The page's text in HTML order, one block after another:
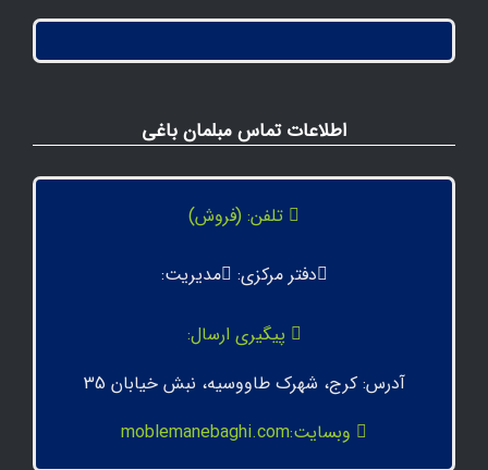
اطلاعات تماس مبلمان باغی
تلفن: (فروش)
دفتر مرکزی: مدیریت:
پیگیری ارسال:
آدرس: کرج، شهرک طاووسیه، نبش خیابان 35
وبسایت:moblemanebaghi.com